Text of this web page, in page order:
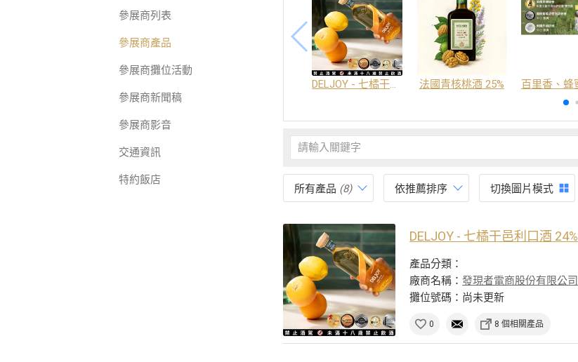
參展商列表
參展商產品
參展商攤位活動
參展商新聞稿
參展商影音
交通資訊
特約飯店
DELJOY - 七橘干邑利口酒 24% 法國青核桃酒 25%
所有產品 (8) 依推薦排序 切換圖片模式
DELJOY - 七橘干邑利口酒 24%
產品分類：
廠商名稱：發現者電商股份有限公司
攤位號碼：尚未更新
0 8 個相關產品